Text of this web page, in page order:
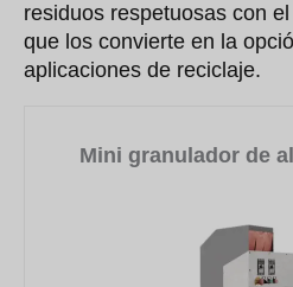
residuos respetuosas con
que los convierte en la
aplicaciones de reciclaje.
Mini granulador de